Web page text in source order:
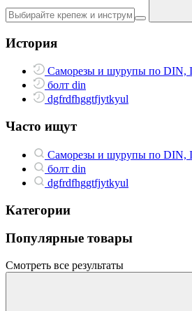
История
Саморезы и шурупы по DIN,
болт din
dgfrdfhggtfjytkyul
Часто ищут
Саморезы и шурупы по DIN,
болт din
dgfrdfhggtfjytkyul
Категории
Популярные товары
Смотреть все результаты